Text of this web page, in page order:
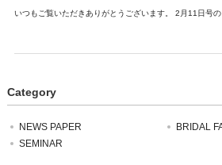
いつもご覧いただきありがとうございます。 2月11日号
Category
NEWS PAPER
BRIDAL
SEMINAR